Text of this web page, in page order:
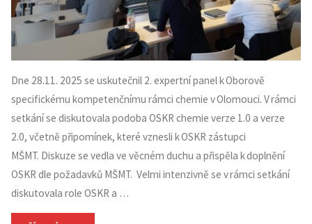
Dne 28.11. 2025 se uskutečnil 2. expertní panel k Oborově
specifickému kompetenčnímu rámci chemie v Olomouci. V rámci
setkání se diskutovala podoba OSKR chemie verze 1.0 a verze
2.0, včetně připomínek, které vznesli k OSKR zástupci
MŠMT. Diskuze se vedla ve věcném duchu a přispěla k doplnění
OSKR dle požadavků MŠMT. Velmi intenzivně se v rámci setkání
diskutovala role OSKR a …